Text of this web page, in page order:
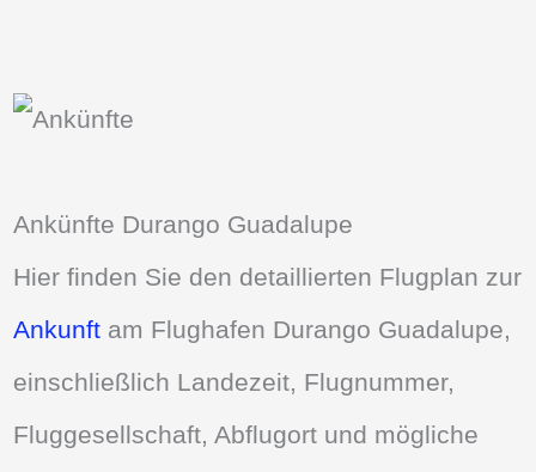
Ankünfte Durango Guadalupe
Hier finden Sie den detaillierten Flugplan zur
Ankunft am Flughafen Durango Guadalupe,
einschließlich Landezeit, Flugnummer,
Fluggesellschaft, Abflugort und mögliche